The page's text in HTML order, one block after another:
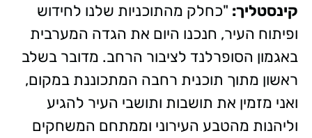
קינסטליך: "כחלק מהתוכניות שלנו לחידוש
ופיתוח העיר, חנכנו היום את הגדה המערבית
באגמון הסופרלנד לציבור הרחב. מדובר בשלב
ראשון מתוך תוכנית רחבה המתכוננת במקום,
ואני מזמין את תושבות ותושבי העיר להגיע
וליהנות מהטבע העירוני וממתחם המשחקים